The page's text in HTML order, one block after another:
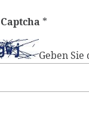
Captcha *
Geben